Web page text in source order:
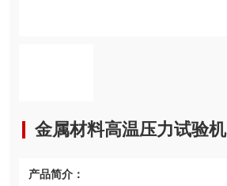
金属材料高温压力试验机
产品简介：